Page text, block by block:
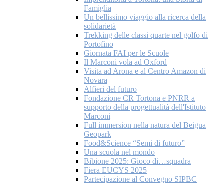
Famiglia
Un bellissimo viaggio alla ricerca della
solidarietà
Trekking delle classi quarte nel golfo di
Portofino
Giornata FAI per le Scuole
Il Marconi vola ad Oxford
Visita ad Arona e al Centro Amazon di
Novara
Alfieri del futuro
Fondazione CR Tortona e PNRR a
supporto della progettualità dell'Istituto
Marconi
Full immersion nella natura del Beigua
Geopark
Food&Science “Semi di futuro”
Una scuola nel mondo
Bibione 2025: Gioco di…squadra
Fiera EUCYS 2025
Partecipazione al Convegno SIPBC